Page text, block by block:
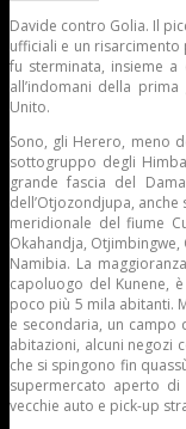
Davide contro Golia. Il
ufficiali e un risarcimento
fu sterminata, insieme
all’indomani della
Unito.
Sono, gli Herero, meno
sottogruppo degli
grande fascia del
dell’Otjozondjupa,
meridionale del fiume
Okahandja,
Namibia. La
capoluogo del Kunene,
poco più 5 mila abitanti.
e secondaria, un
abitazioni, alcuni negozi
che si spingono fin
supermercato aperto
vecchie auto e pick-up